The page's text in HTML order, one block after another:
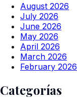
August 2026
July 2026
June 2026
May 2026
April 2026
March 2026
February 2026
Categorías